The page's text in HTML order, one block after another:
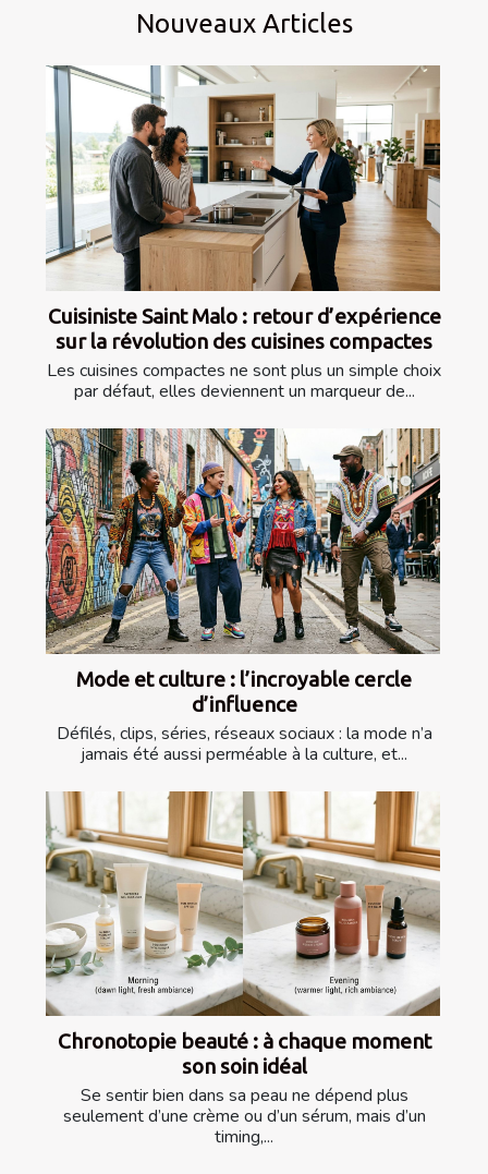
Nouveaux Articles
Cuisiniste Saint Malo : retour d’expérience
sur la révolution des cuisines compactes
Les cuisines compactes ne sont plus un simple choix
par défaut, elles deviennent un marqueur de...
Mode et culture : l’incroyable cercle
d’influence
Défilés, clips, séries, réseaux sociaux : la mode n’a
jamais été aussi perméable à la culture, et...
Chronotopie beauté : à chaque moment
son soin idéal
Se sentir bien dans sa peau ne dépend plus
seulement d’une crème ou d’un sérum, mais d’un
timing,...